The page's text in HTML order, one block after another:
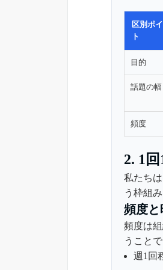
区別ポ
ト
目的
話題の幅
頻度
2. 1
私たち
う枠組
頻度と
頻度は
うこと
週1回